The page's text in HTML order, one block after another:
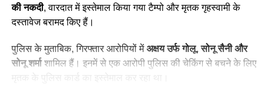
की नकदी, वारदात में इस्तेमाल किया गया टैम्पो और मृतक गृहस्वामी के
दस्तावेज बरामद किए हैं।
पुलिस के मुताबिक, गिरफ्तार आरोपियों मेंअक्षय उर्फ गोलू, सोनू सैनी और
सोनू शर्माशामिल हैं। इनमें से एक आरोपी पुलिस की चेकिंग से बचने के लिए